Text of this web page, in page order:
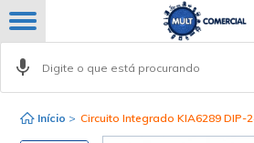
Início > Circuito Integrado KIA6289 DIP-